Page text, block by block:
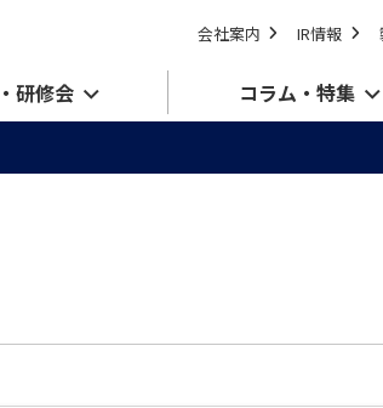
会社案内 IR情報
研修会 コラム・特集